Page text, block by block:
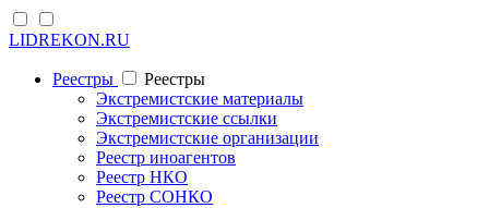
LIDREKON.RU
Реестры
Реестры
Экстремистские материалы
Экстремистские ссылки
Экстремистские организации
Реестр иноагентов
Реестр НКО
Реестр СОНКО